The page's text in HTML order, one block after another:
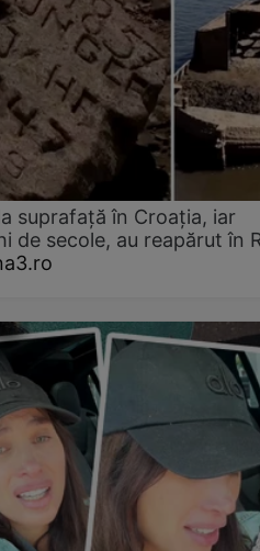
suprafață în Croația, iar
de secole, au reapărut în